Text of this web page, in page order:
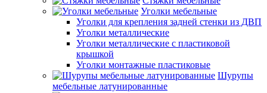
Уголки мебельные
Уголки для крепления задней стенки из ДВП
Уголки металлические
Уголки металлические с пластиковой
крышкой
Уголки монтажные пластиковые
Шурупы
мебельные латунированные